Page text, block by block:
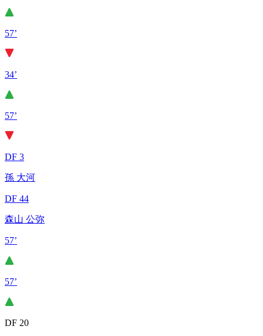
57’
34’
57’
DF 3
孫 大河
DF 44
森山 公弥
57’
57’
DF 20